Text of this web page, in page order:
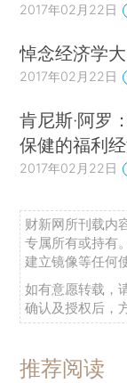
2017年02月22日
悼念经济学
2017年02月22日
肯尼斯·阿罗
保健的福利
2017年02月22日
财新网所刊载内
专属所有或持有
建立镜像等任何
如有意愿转载，
确认及授权后，
推荐阅读